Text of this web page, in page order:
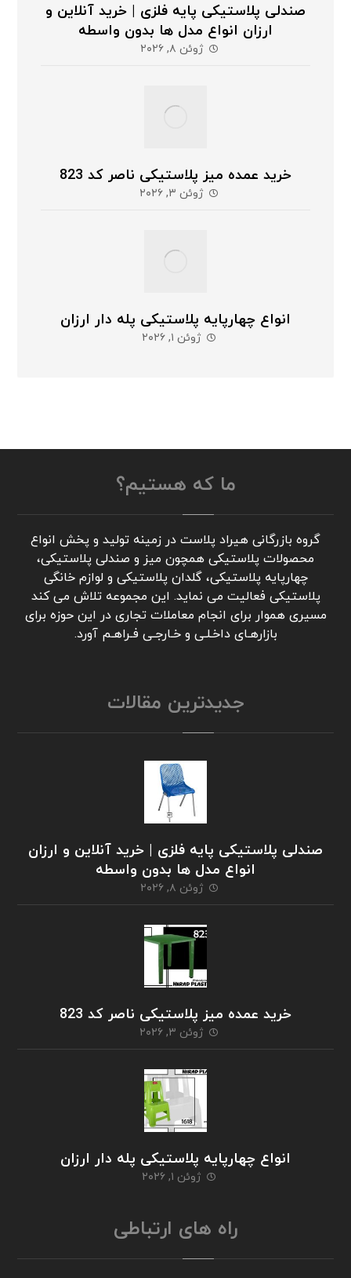
صندلی پلاستیکی پایه فلزی | خرید آنلاین و
ارزان انواع مدل ها بدون واسطه
ژوئن ۸, ۲۰۲۶
خرید عمده میز پلاستیکی ناصر کد 823
ژوئن ۳, ۲۰۲۶
انواع چهارپایه پلاستیکی پله دار ارزان
ژوئن ۱, ۲۰۲۶
ما که هستیم؟
گروه بازرگانی هیراد پلاست در زمینه تولید و پخش انواع
محصولات پلاستیکی همچون میز و صندلی پلاستیکی،
چهارپایه پلاستیکی، گلدان پلاستیکی و لوازم خانگی
پلاستیکی فعالیت می نماید. این مجموعه تلاش می کند
مسیری هموار برای انجام معاملات تجاری در این حوزه برای
بازارهـای داخـلـی و خـارجـی فـراهـم آورد.
جدیدترین مقالات
صندلی پلاستیکی پایه فلزی | خرید آنلاین و ارزان
انواع مدل ها بدون واسطه
ژوئن ۸, ۲۰۲۶
خرید عمده میز پلاستیکی ناصر کد 823
ژوئن ۳, ۲۰۲۶
انواع چهارپایه پلاستیکی پله دار ارزان
ژوئن ۱, ۲۰۲۶
راه های ارتباطی